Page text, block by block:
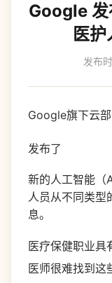
Google 发
医
发布
Google旗下云
发布了
新的人工智能（
人员从不同类型
息。
医疗保健职业具
医师很难找到这